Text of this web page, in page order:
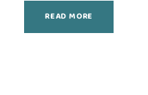
READ MORE